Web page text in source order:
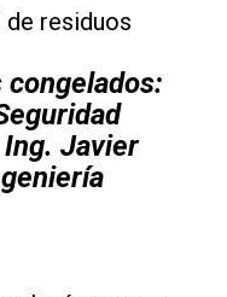
residuos
Javier